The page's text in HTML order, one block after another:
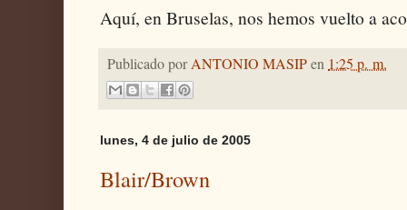
Aquí, en Bruselas, nos hemos vuelto a
Publicado porANTONIO MASIPen 1:25 p. m.
lunes, 4 de julio de 2005
Blair/Brown